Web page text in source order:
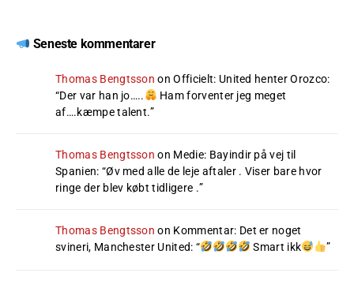
Seneste kommentarer
Thomas Bengtsson onOfficielt: United henter Orozco:
“Der var han jo…..
Ham forventer jeg meget
af….kæmpe talent.”
Thomas Bengtsson on Medie: Bayindir på vej til
Spanien: “Øv med alle de leje aftaler . Viser bare hvor
ringe der blev købt tidligere .”
Thomas Bengtsson on Kommentar: Det er noget
svineri, Manchester United: “ Smart ikk ”